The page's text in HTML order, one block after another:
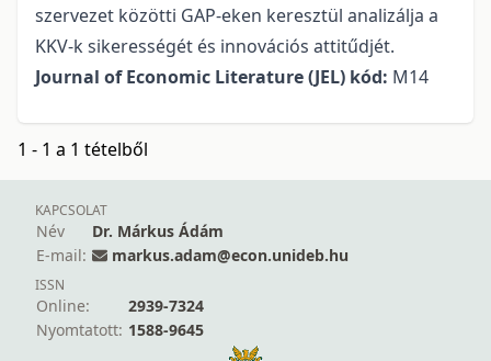
szervezet közötti GAP-eken keresztül analizálja a
KKV-k sikerességét és innovációs attitűdjét.
Journal of Economic Literature (JEL) kód: M14
1 - 1 a 1 tételből
KAPCSOLAT
Név
Dr. Márkus Ádám
E-mail:
markus.adam@econ.unideb.hu
ISSN
Online:
2939-7324
Nyomtatott: 1588-9645